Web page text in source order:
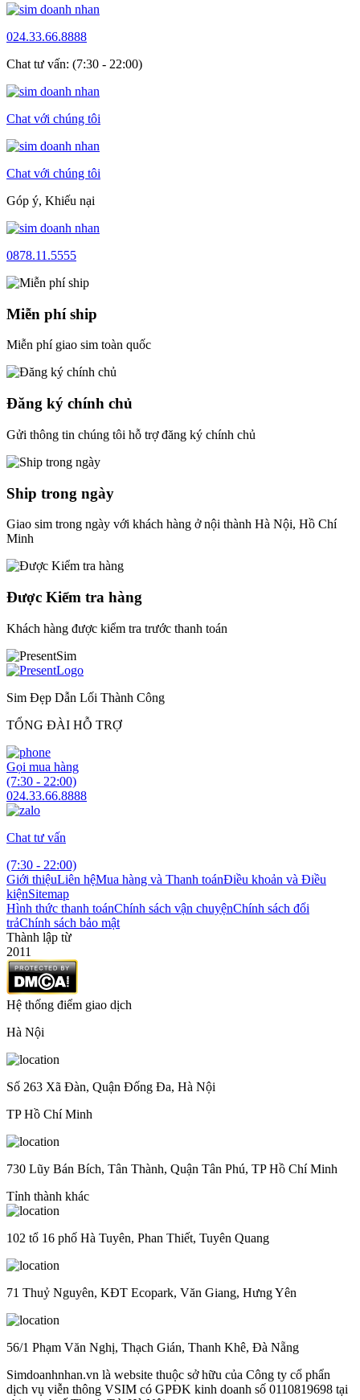
024.33.66.8888
Chat tư vấn: (7:30 - 22:00)
Chat với chúng tôi
Chat với chúng tôi
Góp ý, Khiếu nại
0878.11.5555
Miễn phí ship
Miễn phí giao sim toàn quốc
Đăng ký chính chủ
Gửi thông tin chúng tôi hỗ trợ đăng ký chính chủ
Ship trong ngày
Giao sim trong ngày với khách hàng ở nội thành Hà Nội, Hồ Chí
Minh
Được Kiểm tra hàng
Khách hàng được kiểm tra trước thanh toán
Sim Đẹp Dẫn Lối Thành Công
TỔNG ĐÀI HỖ TRỢ
Gọi mua hàng
(7:30 - 22:00)
024.33.66.8888
Chat tư vấn
(7:30 - 22:00)
Giới thiệuLiên hệMua hàng và Thanh toánĐiều khoản và Điều
kiệnSitemap
Hình thức thanh toánChính sách vận chuyệnChính sách đổi
trảChính sách bảo mật
Thành lập từ
2011
Hệ thống điểm giao dịch
Hà Nội
Số 263 Xã Đàn, Quận Đống Đa, Hà Nội
TP Hồ Chí Minh
730 Lũy Bán Bích, Tân Thành, Quận Tân Phú, TP Hồ Chí Minh
Tỉnh thành khác
102 tổ 16 phố Hà Tuyên, Phan Thiết, Tuyên Quang
71 Thuỷ Nguyên, KĐT Ecopark, Văn Giang, Hưng Yên
56/1 Phạm Văn Nghị, Thạch Gián, Thanh Khê, Đà Nẵng
Simdoanhnhan.vn là website thuộc sở hữu của Công ty cổ phẩn
dịch vụ viễn thông VSIM có GPĐK kinh doanh số 0110819698 tại